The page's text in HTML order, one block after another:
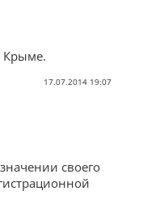
Крыме.
17.07.2014 19:07
своего